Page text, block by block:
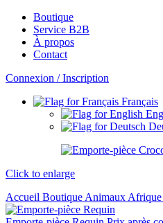
Boutique
Service B2B
À propos
Contact
Connexion / Inscription
Français
Click to enlarge
Accueil Boutique Animaux Afrique